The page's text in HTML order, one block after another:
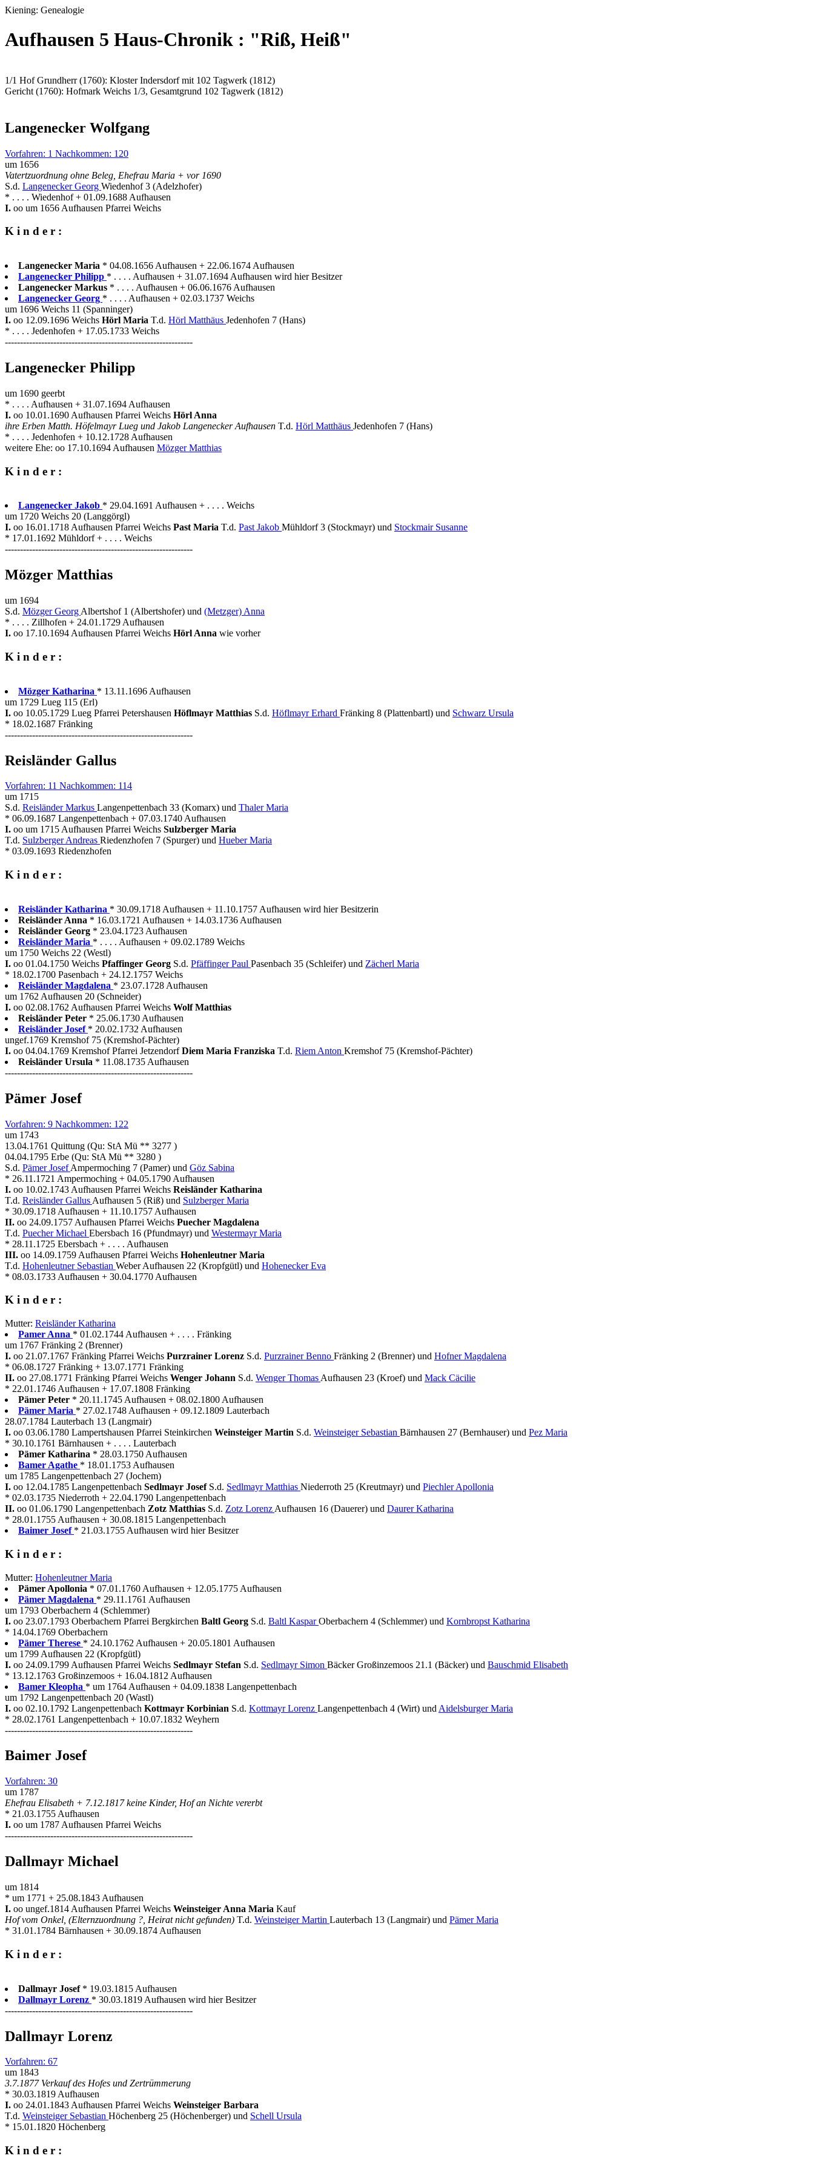
Kiening: Genealogie
Aufhausen 5 Haus-Chronik : "Riß, Heiß"
1/1 Hof Grundherr (1760): Kloster Indersdorf mit 102 Tagwerk (1812)
Gericht (1760): Hofmark Weichs 1/3, Gesamtgrund 102 Tagwerk (1812)
Langenecker Wolfgang
Vorfahren: 1 Nachkommen: 120
um 1656
Vatertzuordnung ohne Beleg, Ehefrau Maria + vor 1690
S.d. Langenecker Georg Wiedenhof 3 (Adelzhofer)
* . . . . Wiedenhof + 01.09.1688 Aufhausen
I. oo um 1656 Aufhausen Pfarrei Weichs
K i n d e r :
Langenecker Maria * 04.08.1656 Aufhausen + 22.06.1674 Aufhausen
Langenecker Philipp * . . . . Aufhausen + 31.07.1694 Aufhausen wird hier Besitzer
Langenecker Markus * . . . . Aufhausen + 06.06.1676 Aufhausen
Langenecker Georg * . . . . Aufhausen + 02.03.1737 Weichs
um 1696 Weichs 11 (Spanninger)
I. oo 12.09.1696 Weichs Hörl Maria T.d. Hörl Matthäus Jedenhofen 7 (Hans)
* . . . . Jedenhofen + 17.05.1733 Weichs
--------------------------------------------------------------
Langenecker Philipp
um 1690 geerbt
* . . . . Aufhausen + 31.07.1694 Aufhausen
I. oo 10.01.1690 Aufhausen Pfarrei Weichs Hörl Anna
ihre Erben Matth. Höfelmayr Lueg und Jakob Langenecker Aufhausen T.d. Hörl Matthäus Jedenhofen 7 (Hans)
* . . . . Jedenhofen + 10.12.1728 Aufhausen
weitere Ehe: oo 17.10.1694 Aufhausen Mözger Matthias
K i n d e r :
Langenecker Jakob * 29.04.1691 Aufhausen + . . . . Weichs
um 1720 Weichs 20 (Langgörgl)
I. oo 16.01.1718 Aufhausen Pfarrei Weichs Past Maria T.d. Past Jakob Mühldorf 3 (Stockmayr) und Stockmair Susanne
* 17.01.1692 Mühldorf + . . . . Weichs
--------------------------------------------------------------
Mözger Matthias
um 1694
S.d. Mözger Georg Albertshof 1 (Albertshofer) und (Metzger) Anna
* . . . . Zillhofen + 24.01.1729 Aufhausen
I. oo 17.10.1694 Aufhausen Pfarrei Weichs Hörl Anna wie vorher
K i n d e r :
Mözger Katharina * 13.11.1696 Aufhausen
um 1729 Lueg 115 (Erl)
I. oo 10.05.1729 Lueg Pfarrei Petershausen Höflmayr Matthias S.d. Höflmayr Erhard Fränking 8 (Plattenbartl) und Schwarz Ursula
* 18.02.1687 Fränking
--------------------------------------------------------------
Reisländer Gallus
Vorfahren: 11 Nachkommen: 114
um 1715
S.d. Reisländer Markus Langenpettenbach 33 (Komarx) und Thaler Maria
* 06.09.1687 Langenpettenbach + 07.03.1740 Aufhausen
I. oo um 1715 Aufhausen Pfarrei Weichs Sulzberger Maria
T.d. Sulzberger Andreas Riedenzhofen 7 (Spurger) und Hueber Maria
* 03.09.1693 Riedenzhofen
K i n d e r :
Reisländer Katharina * 30.09.1718 Aufhausen + 11.10.1757 Aufhausen wird hier Besitzerin
Reisländer Anna * 16.03.1721 Aufhausen + 14.03.1736 Aufhausen
Reisländer Georg * 23.04.1723 Aufhausen
Reisländer Maria * . . . . Aufhausen + 09.02.1789 Weichs
um 1750 Weichs 22 (Westl)
I. oo 01.04.1750 Weichs Pfaffinger Georg S.d. Pfäffinger Paul Pasenbach 35 (Schleifer) und Zächerl Maria
* 18.02.1700 Pasenbach + 24.12.1757 Weichs
Reisländer Magdalena * 23.07.1728 Aufhausen
um 1762 Aufhausen 20 (Schneider)
I. oo 02.08.1762 Aufhausen Pfarrei Weichs Wolf Matthias
Reisländer Peter * 25.06.1730 Aufhausen
Reisländer Josef * 20.02.1732 Aufhausen
ungef.1769 Kremshof 75 (Kremshof-Pächter)
I. oo 04.04.1769 Kremshof Pfarrei JetzendorfDiem Maria Franziska T.d. Riem Anton Kremshof 75 (Kremshof-Pächter)
Reisländer Ursula * 11.08.1735 Aufhausen
--------------------------------------------------------------
Pämer Josef
Vorfahren: 9 Nachkommen: 122
um 1743
13.04.1761 Quittung (Qu: StA Mü ** 3277 )
04.04.1795 Erbe (Qu: StA Mü ** 3280 )
S.d. Pämer JosefAmpermoching 7 (Pamer) und Göz Sabina
* 26.11.1721 Ampermoching + 04.05.1790 Aufhausen
I. oo 10.02.1743 Aufhausen Pfarrei Weichs Reisländer Katharina
T.d. Reisländer Gallus Aufhausen 5 (Riß) und Sulzberger Maria
* 30.09.1718 Aufhausen + 11.10.1757 Aufhausen
II. oo 24.09.1757 Aufhausen Pfarrei Weichs Puecher Magdalena
T.d. Puecher Michael Ebersbach 16 (Pfundmayr) und Westermayr Maria
* 28.11.1725 Ebersbach + . . . . Aufhausen
III. oo 14.09.1759 Aufhausen Pfarrei Weichs Hohenleutner Maria
T.d. Hohenleutner Sebastian Weber Aufhausen 22 (Kropfgütl) und Hohenecker Eva
* 08.03.1733 Aufhausen + 30.04.1770 Aufhausen
K i n d e r :
Mutter: Reisländer Katharina
Pamer Anna * 01.02.1744 Aufhausen + . . . . Fränking
um 1767 Fränking 2 (Brenner)
I. oo 21.07.1767 Fränking Pfarrei Weichs Purzrainer Lorenz S.d. Purzrainer Benno Fränking 2 (Brenner) und Hofner Magdalena
* 06.08.1727 Fränking + 13.07.1771 Fränking
II. oo 27.08.1771 Fränking Pfarrei Weichs Wenger Johann S.d. Wenger Thomas Aufhausen 23 (Kroef) und Mack Cäcilie
* 22.01.1746 Aufhausen + 17.07.1808 Fränking
Pämer Peter * 20.11.1745 Aufhausen + 08.02.1800 Aufhausen
Pämer Maria * 27.02.1748 Aufhausen + 09.12.1809 Lauterbach
28.07.1784 Lauterbach 13 (Langmair)
I. oo 03.06.1780 Lampertshausen Pfarrei Steinkirchen Weinsteiger Martin S.d. Weinsteiger Sebastian Bärnhausen 27 (Bernhauser) und Pez Maria
* 30.10.1761 Bärnhausen + . . . . Lauterbach
Pämer Katharina * 28.03.1750 Aufhausen
Bamer Agathe * 18.01.1753 Aufhausen
um 1785 Langenpettenbach 27 (Jochem)
I. oo 12.04.1785 Langenpettenbach Sedlmayr Josef S.d. Sedlmayr Matthias Niederroth 25 (Kreutmayr) und Piechler Apollonia
* 02.03.1735 Niederroth + 22.04.1790 Langenpettenbach
II. oo 01.06.1790 Langenpettenbach Zotz Matthias S.d. Zotz Lorenz Aufhausen 16 (Dauerer) und Daurer Katharina
* 28.01.1755 Aufhausen + 30.08.1815 Langenpettenbach
Baimer Josef * 21.03.1755 Aufhausen wird hier Besitzer
K i n d e r :
Mutter: Hohenleutner Maria
Pämer Apollonia * 07.01.1760 Aufhausen + 12.05.1775 Aufhausen
Pämer Magdalena * 29.11.1761 Aufhausen
um 1793 Oberbachern 4 (Schlemmer)
I. oo 23.07.1793 Oberbachern Pfarrei Bergkirchen Baltl Georg S.d. Baltl KasparOberbachern 4 (Schlemmer) und Kornbropst Katharina
* 14.04.1769 Oberbachern
Pämer Therese * 24.10.1762 Aufhausen + 20.05.1801 Aufhausen
um 1799 Aufhausen 22 (Kropfgütl)
I. oo 24.09.1799 Aufhausen Pfarrei Weichs Sedlmayr Stefan S.d. Sedlmayr Simon Bäcker Großinzemoos 21.1 (Bäcker) und Bauschmid Elisabeth
* 13.12.1763 Großinzemoos + 16.04.1812 Aufhausen
Bamer Kleopha * um 1764 Aufhausen + 04.09.1838 Langenpettenbach
um 1792 Langenpettenbach 20 (Wastl)
I. oo 02.10.1792 Langenpettenbach Kottmayr Korbinian S.d. Kottmayr Lorenz Langenpettenbach 4 (Wirt) und Aidelsburger Maria
* 28.02.1761 Langenpettenbach + 10.07.1832 Weyhern
--------------------------------------------------------------
Baimer Josef
Vorfahren: 30
um 1787
Ehefrau Elisabeth + 7.12.1817 keine Kinder, Hof an Nichte vererbt
* 21.03.1755 Aufhausen
I. oo um 1787 Aufhausen Pfarrei Weichs
--------------------------------------------------------------
Dallmayr Michael
um 1814
* um 1771 + 25.08.1843 Aufhausen
I. oo ungef.1814 Aufhausen Pfarrei Weichs Weinsteiger Anna Maria Kauf
Hof vom Onkel, (Elternzuordnung ?, Heirat nicht gefunden) T.d. Weinsteiger Martin Lauterbach 13 (Langmair) und Pämer Maria
* 31.01.1784 Bärnhausen + 30.09.1874 Aufhausen
K i n d e r :
Dallmayr Josef * 19.03.1815 Aufhausen
Dallmayr Lorenz * 30.03.1819 Aufhausen wird hier Besitzer
--------------------------------------------------------------
Dallmayr Lorenz
Vorfahren: 67
um 1843
3.7.1877 Verkauf des Hofes und Zertrümmerung
* 30.03.1819 Aufhausen
I. oo 24.01.1843 Aufhausen Pfarrei Weichs Weinsteiger Barbara
T.d. Weinsteiger Sebastian Höchenberg 25 (Höchenberger) und Schell Ursula
* 15.01.1820 Höchenberg
K i n d e r :